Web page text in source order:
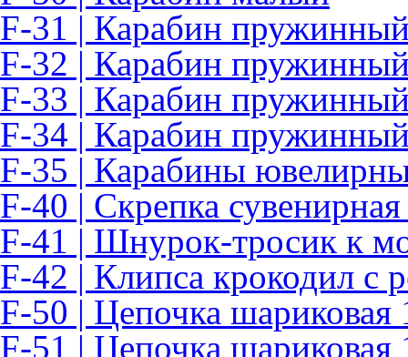
F-31 | Карабин
F-32 | Карабин
F-33 | Карабин
F-34 | Карабин
F-35 | Карабины
F-40 | Скрепка
F-41 | Шнурок-тросик к
F-42 | Клипса крокодил с
F-50 | Цепочка шариковая
F-51 | Цепочка шариковая